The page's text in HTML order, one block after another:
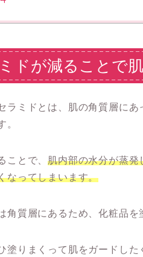
ドが減ることで
ラミドとは、肌の角質層に
。
ことで、肌内部の水分が蒸発
なってしまいます。
角質層にあるため、化粧品を
塗りまくって肌をガードし